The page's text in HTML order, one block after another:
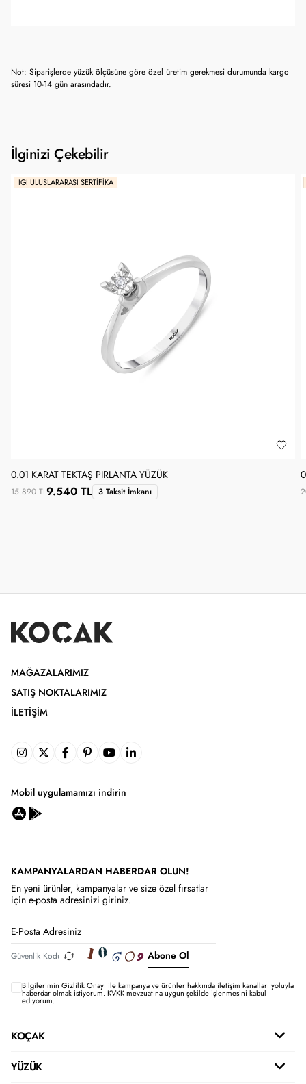
Not: Siparişlerde yüzük ölçüsüne göre özel üretim gerekmesi durumunda kargo
süresi 10-14 gün arasındadır.
İlginizi Çekebilir
IGI ULUSLARARASI SERTIFIKA
0.01 KARAT TEKTAŞ PIRLANTA YÜZÜK
15.890 TL9.540 TL 3 Taksit İmkanı
MAĞAZALARIMIZ
SATIŞ NOKTALARIMIZ
İLETIŞIM
Mobil uygulamamızı indirin
KAMPANYALARDAN HABERDAR OLUN!
En yeni ürünler, kampanyalar ve size özel fırsatlar
için e-posta adresinizi giriniz.
Abone Ol
Bilgilerimin Gizlilik Onayı ile kampanya ve ürünler hakkında iletişim kanalları yoluyla
haberdar olmak istiyorum.KVKK mevzuatına uygun şekilde işlenmesini kabul
ediyorum.
KOÇAK
YÜZÜK